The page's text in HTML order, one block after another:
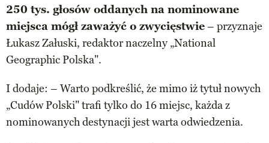
250 tys. głosów oddanych na nominowane
miejsca mógł zaważyć o zwycięstwie– przyznaje
Łukasz Załuski, redaktor naczelny „National
Geographic Polska".
I dodaje: – Warto podkreślić, że mimo iż tytuł nowych
„Cudów Polski" trafi tylko do 16 miejsc, każda z
nominowanych destynacji jest warta odwiedzenia.